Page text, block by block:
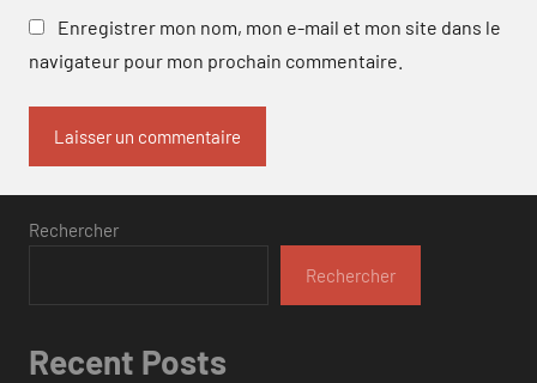
Enregistrer mon nom, mon e-mail et mon site dans le
navigateur pour mon prochain commentaire.
Rechercher
Rechercher
Recent Posts